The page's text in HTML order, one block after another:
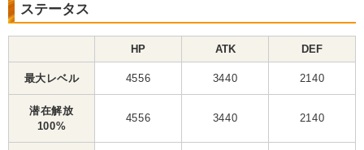
ステータス
HP ATK DEF
最大レベル 4556 3440 2140
潜在解放
100%
4556 3440 2140